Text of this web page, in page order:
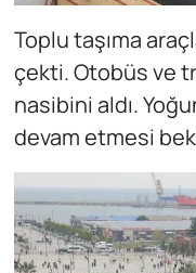
Toplu taşıma
çekti. Otobüs ve
nasibini aldı.
devam etmesi